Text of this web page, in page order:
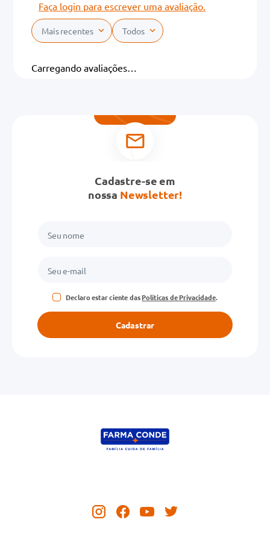
Faça login para escrever uma avaliação.
Mais recentes Todos
Carregando avaliações…
Cadastre-se em
nossa Newsletter!
Declaro estar ciente dasPolíticas de Privacidade.
Cadastrar